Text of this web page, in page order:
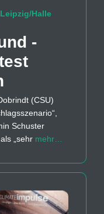
Halle
-
(CSU)
Schuster
„sehr mehr…